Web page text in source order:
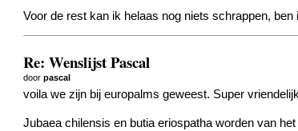
Voor de rest kan ik helaas nog niets schrappen,
Re: Wenslijst Pascal
doorpascal
voila we zijn bij europalms geweest. Super
Jubaea chilensis en butia eriospatha worden van